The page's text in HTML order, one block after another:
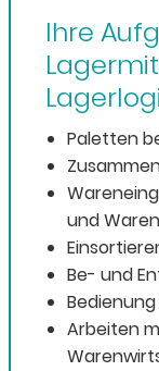
Ihre
Paletten
und
Be- und
Arbeiten